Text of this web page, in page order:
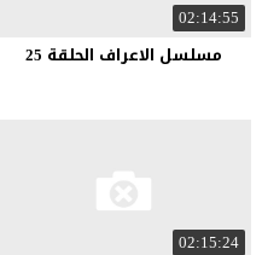
02:14:55
مسلسل الاعراف الحلقة 25
02:15:24